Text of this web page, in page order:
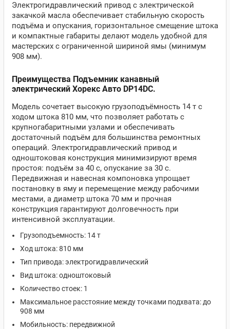
Электрогидравлический привод с электрической
закачкой масла обеспечивает стабильную скорость
подъёма и опускания, горизонтальное смещение штока
и компактные габариты делают модель удобной для
мастерских с ограниченной шириной ямы (минимум
908 мм).
Преимущества Подъемник канавный
электрический Хорекс Авто DP14DC.
Модель сочетает высокую грузоподъёмность 14 т с
ходом штока 810 мм, что позволяет работать с
крупногабаритными узлами и обеспечивать
достаточный подъём для большинства ремонтных
операций. Электрогидравлический привод и
одноштоковая конструкция минимизируют время
простоя: подъём за 40 с, опускание за 30 с.
Передвижная и навесная компоновка упрощает
постановку в яму и перемещение между рабочими
местами, а диаметр штока 70 мм и прочная
конструкция гарантируют долговечность при
интенсивной эксплуатации.
Грузоподъемность: 14 т
Ход штока: 810 мм
Тип привода: электрогидравлический
Вид штока: одноштоковый
Количество стоек: 1
Максимальное расстояние между точками подхвата: до
908 мм
Мобильность: передвижной